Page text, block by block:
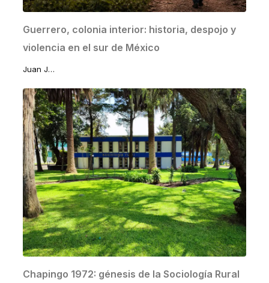
Guerrero, colonia interior: historia, despojo y
violencia en el sur de México
Juan José Lomelí Sánchez
Chapingo 1972: génesis de la Sociología Rural